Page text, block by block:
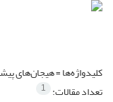
کلیدواژه‌ها =هیجان‌های
تعداد مقالات: 1